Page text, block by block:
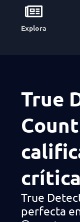
Explora
True
crítica
True
perfecta